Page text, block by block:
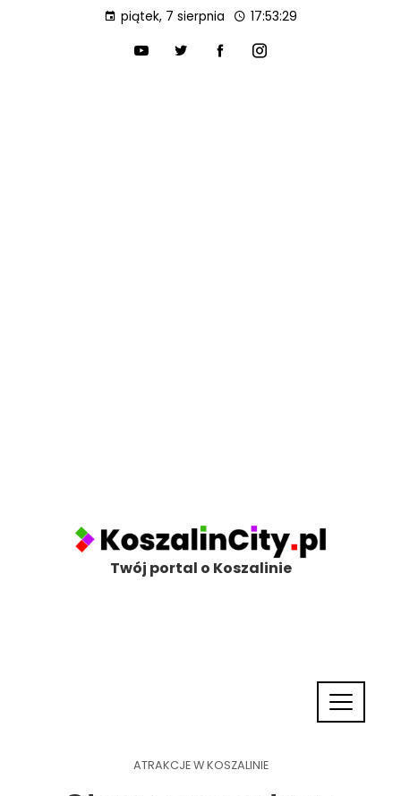
piątek, 7 sierpnia 17:53:30
Twój portal o Koszalinie
ATRAKCJE W KOSZALINIE